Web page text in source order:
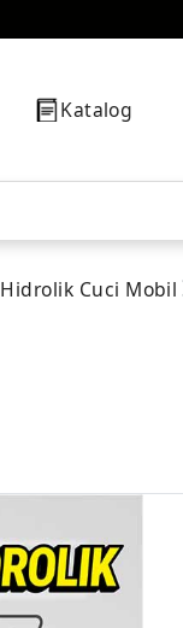
Katalog
Hidrolik Cuci Mobil